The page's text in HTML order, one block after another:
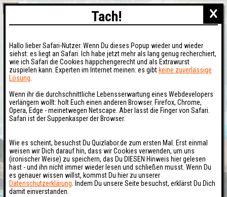
×
Tach!
Hallo lieber Safari-Nutzer. Wenn Du dieses Popup wieder und wieder
siehst: es liegt an Safari. Ich habe jetzt mehr als lang genug recherchiert,
wie ich Safari die Cookies häppchengerecht und als Extrawurst
zuspielen kann. Experten im Internet meinen: es gibt keine zuverlässige
Lösung
Wenn ihr die durchschnittliche Lebensserwartung eines Webdevelopers
verlängern wollt: holt Euch einen anderen Browser. Firefox, Chrome,
Opera, Edge - meinetwegen Netscape. Aber lasst die Finger von Safari.
Safari ist der Suppenkasper der Browser.
Wie es scheint, besuchst Du Quizlabor.de zum ersten Mal. Erst einmal
weisen wir Dich darauf hin, dass wir Cookies verwenden, um uns
(ironischer Weise) zu speichern, das Du DIESEN Hinweis hier gelesen
hast - und ihn nicht immer wieder lesen und schließen musst. Wenn Du
es genauer wissen willst, kommst Du hier zu unserer
Datenschutzerklärung . Indem Du unsere Seite besuchst, erklärst Du Dich
damit einverstanden.